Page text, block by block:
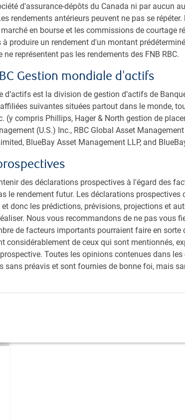
d'assurance-dépôts du Canada ni par aucun
rendements antérieurs peuvent ne pas se
en bourse et les commissions de courtage
à produire un rendement d'un montant
représentent pas les rendements des FNB RBC.
Gestion mondiale d'actifs
d’actifs est la division de gestion d’actifs de
suivantes situées partout dans le monde,
(y compris Phillips, Hager & North gestion de
(U.S.) Inc., RBC Global Asset
BlueBay Asset Management LLP, and
des déclarations prospectives à l'égard des
le rendement futur. Les déclarations prospectives
donc les prédictions, prévisions, projections et
Nous vous recommandons de ne pas vous
de facteurs importants pourraient faire en sorte
considérablement de ceux qui sont mentionnés,
Toutes les opinions contenues dans
sans préavis et sont fournies de bonne foi, mais
d’exploitation des entreprises (p. ex. levier
ainsi que des données boursières, comme la
fondamentale de scénarios, qui comprend quatre
de scénarios ; catalyseurs ; et valorisations.
ESG importants font partie de l’approche de
pas les mêmes pour tous les titres, l’objectif
certains types de risques et d’occasions, à
prévu, l’équipe de placement réduit le risque
sur la stratégie générale. La répartition
l’analyse risque-rendement.
sur l’analyse de scénarios, qui fait ressortir
(pris de ce fait en compte dans les cours), tout en
les résultats pessimistes sont pour ainsi dire